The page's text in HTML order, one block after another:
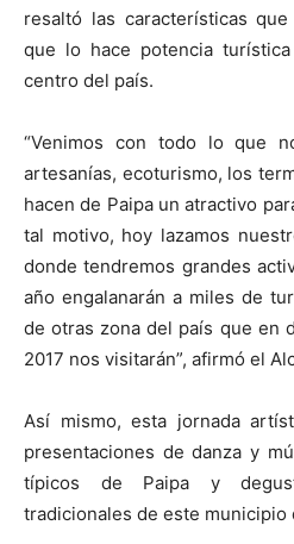
resaltó las características
que lo hace potencia
centro del país.
“Venimos con todo lo que
artesanías, ecoturismo, los
hacen de Paipa un atractivo
tal motivo, hoy lazamos
donde tendremos grandes
año engalanarán a miles de
de otras zona del país que en
2017 nos visitarán”, afirmó el
Así mismo, esta jornada
presentaciones de danza y
típicos de Paipa y
tradicionales de este municipio